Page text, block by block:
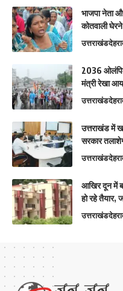
भाजपा नेता
कोतवाली
उत्तराखंड
2036
मंत्री रेखा
उत्तराखंड
उत्तराखंड में
सरकार
उत्तराखंड
आ​खिर दून में
हो रहे तैयार,
उत्तराखंड